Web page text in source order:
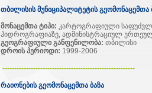
თბილისის მუნიციპალიტეტის გეომონაცემთა
მონაცემთა ტიპი: კარტოგრაფიული
ჰიდროგრაფიაზე, ადმინისტრაციულ
გეოგრაფიული განფენილობა: თბილისი
დროის პერიოდი: 1999-2006
--------------------------------------------------------
რაიონების გეომონაცემთა ბაზა